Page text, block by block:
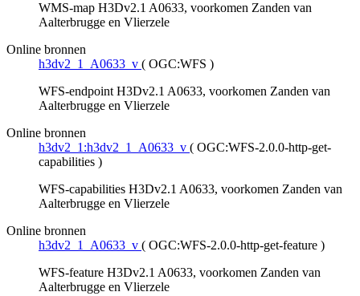
WMS-map H3Dv2.1 A0633, voorkomen Zanden van
Aalterbrugge en Vlierzele
Online bronnen
h3dv2_1_A0633_v ( OGC:WFS )
WFS-endpoint H3Dv2.1 A0633, voorkomen Zanden van
Aalterbrugge en Vlierzele
Online bronnen
h3dv2_1:h3dv2_1_A0633_v ( OGC:WFS-2.0.0-http-get-
capabilities )
WFS-capabilities H3Dv2.1 A0633, voorkomen Zanden van
Aalterbrugge en Vlierzele
Online bronnen
h3dv2_1_A0633_v ( OGC:WFS-2.0.0-http-get-feature )
WFS-feature H3Dv2.1 A0633, voorkomen Zanden van
Aalterbrugge en Vlierzele